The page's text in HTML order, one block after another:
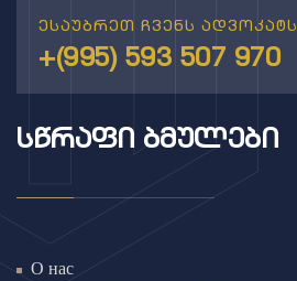
ესაუბრეთ ჩვენს ადვოკატს
+(995) 593 507 970
ᲡᲬᲠᲐᲤᲘ ᲑᲛᲣᲚᲔᲑᲘ
О нас